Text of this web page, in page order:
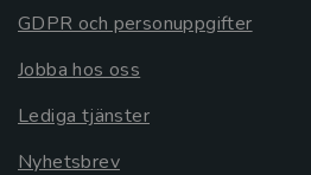
GDPR och personuppgifter
Jobba hos oss
Lediga tjänster
Nyhetsbrev